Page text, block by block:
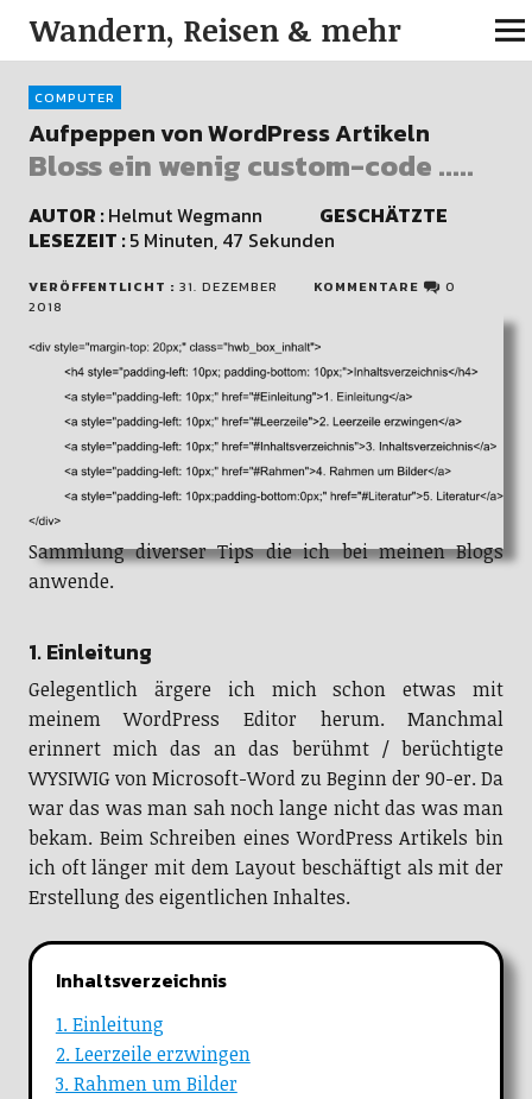
Wandern, Reisen & mehr
COMPUTER
Aufpeppen von WordPress Artikeln
Bloss ein wenig custom-code .....
AUTOR :Helmut Wegmann GESCHÄTZTE
LESEZEIT :5 Minuten, 47 Sekunden
VERÖFFENTLICHT : 31. DEZEMBER
2018
KOMMENTARE 0
Sammlung diverser Tips die ich bei meinen Blogs
anwende.
1. Einleitung
Gelegentlich ärgere ich mich schon etwas mit
meinem WordPress Editor herum. Manchmal
erinnert mich das an das berühmt / berüchtigte
WYSIWIG von Microsoft-Word zu Beginn der 90-er. Da
war das was man sah noch lange nicht das was man
bekam. Beim Schreiben eines WordPress Artikels bin
ich oft länger mit dem Layout beschäftigt als mit der
Erstellung des eigentlichen Inhaltes.
Inhaltsverzeichnis
1. Einleitung
2. Leerzeile erzwingen
3. Rahmen um Bilder